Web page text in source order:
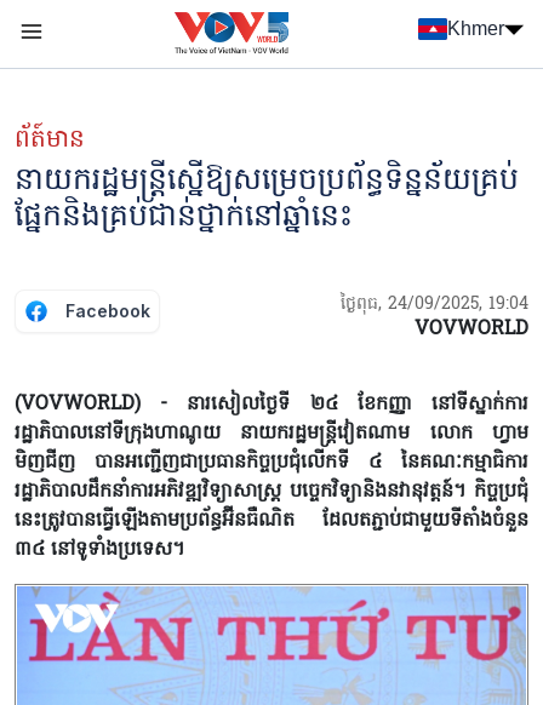
Nhảy đến nội dung
Khmer
ព័ត៍មាន
នាយក​រដ្ឋមន្ត្រី​ស្នើ​ឱ្យ​សម្រេចប្រព័ន្ធ​ទិន្នន័យគ្រប់​
ផ្នែក​និង​គ្រប់​ជាន់​ថ្នាក់​នៅ​ឆ្នាំ​នេះ​
Facebook ថ្ងៃពុធ, 24/09/2025, 19:04
VOVWORLD
(VOVWORLD) - នារសៀលថ្ងៃទី ២៤ ខែកញ្ញា នៅទីស្នាក់ការ
រដ្ឋាភិបាលនៅទីក្រុងហាណូយ នាយករដ្ឋមន្ត្រីវៀតណាម លោក ហ្វាម
មិញជីញ បានអញ្ជើញជាប្រធានកិច្ចប្រជុំលើកទី ៤ នៃគណៈកម្មាធិការ
រដ្ឋាភិបាលដឹកនាំការអភិវឌ្ឍវិទ្យាសាស្ត្រ បច្ចេកវិទ្យានិងនវានុវត្តន៍។ កិច្ចប្រជុំ
នេះត្រូវបានធ្វើឡើងតាមប្រព័ន្ធអ៊ីនធឺណិត ដែលតភ្ជាប់ជាមួយទីតាំងចំនួន
៣៤ នៅទូទាំងប្រទេស។